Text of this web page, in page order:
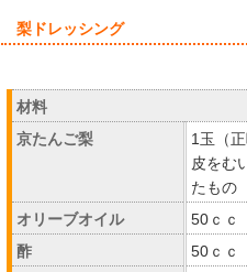
梨ドレッ
材料
京たんご梨
1玉（
皮をむ
たもの
オリーブオイル
50ｃｃ
酢
50ｃｃ